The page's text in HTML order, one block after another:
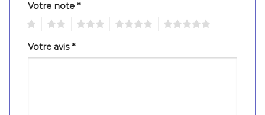
Votre note *
Votre avis*